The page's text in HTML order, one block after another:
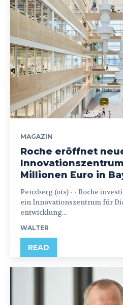
MAGAZIN
Roche eröffnet
Millionen Euro in
Penzberg (ots) - - Roche investiert 300 Millionen Euro in
ein Innovationszentrum für
entwicklung...
WALTER
READ